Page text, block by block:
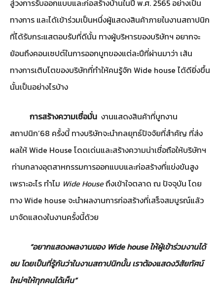
สู่วงการรับออกแบบและก่อสร้างบ้านในปี พ.ศ. 2565 อย่างเป็น
ทางการ และได้เข้าร่วมเป็นหนึ่งผู้แสดงสินค้าภายในงานสถาปนิก
ที่ได้รับกระแสตอบรับที่ดีนั้น ทางผู้บริหารของบริษัทฯ อยากจะ
ย้อนถึงคอนเซปต์ในการออกบูทของแต่ละปีที่ผ่านมาว่า เส้น
ทางการเติบโตของบริษัทที่ทำให้คนรู้จัก Wide house ได้ดียิ่งขึ้น
นั้นเป็นอย่างไรบ้าง
การสร้างความเชื่อมั่น งานแสดงสินค้าที่บูทงาน
สถาปนิก’68 ครั้งนี้ ทางบริษัทจะนำกลยุทธ์ปัจจัยที่สำคัญ ที่ส่ง
ผลให้ Wide House โดดเด่นและสร้างความน่าเชื่อถือให้บริษัทฯ
ท่ามกลางอุตสาหกรรมการออกแบบและก่อสร้างที่แข่งขันสูง
เพราะอะไร ทำไม Wide Houseถึงเข้าใจตลาด ณ ปัจจุบัน โดย
ทาง Wide house จะนำผลงานการก่อสร้างที่เสร็จสมบูรณ์แล้ว
มาจัดแสดงในงานครั้งนี้ด้วย
“อยากแสดงผลงานของ Wide house ให้ผู้เข้าร่วมงานได้
ชม โดยเป็นที่รู้กันว่าในงานสถาปนิกนั้น เราต้องแสดงวิสัยทัศน์
ใหม่ๆให้ทุกคนได้เห็น”